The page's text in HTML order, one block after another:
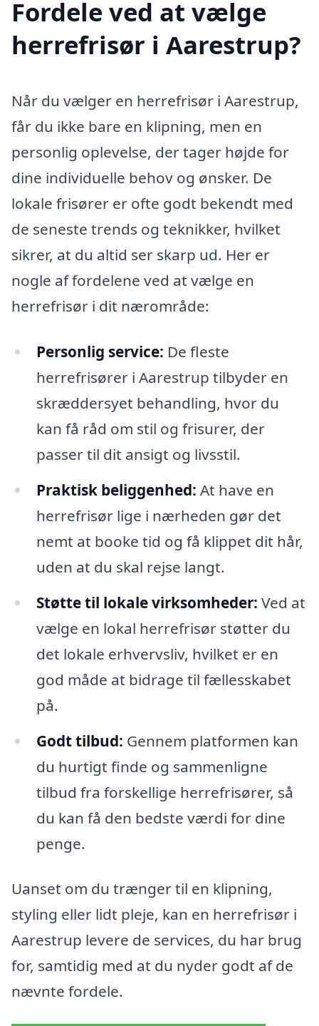
Fordele ved at vælge
herrefrisør i Aarestrup?
Når du vælger en herrefrisør i Aarestrup,
får du ikke bare en klipning, men en
personlig oplevelse, der tager højde for
dine individuelle behov og ønsker. De
lokale frisører er ofte godt bekendt med
de seneste trends og teknikker, hvilket
sikrer, at du altid ser skarp ud. Her er
nogle af fordelene ved at vælge en
herrefrisør i dit nærområde:
Personlig service: De fleste
herrefrisører i Aarestrup tilbyder en
skræddersyet behandling, hvor du
kan få råd om stil og frisurer, der
passer til dit ansigt og livsstil.
Praktisk beliggenhed: At have en
herrefrisør lige i nærheden gør det
nemt at booke tid og få klippet dit hår,
uden at du skal rejse langt.
Støtte til lokale virksomheder: Ved at
vælge en lokal herrefrisør støtter du
det lokale erhvervsliv, hvilket er en
god måde at bidrage til fællesskabet
på.
Godt tilbud: Gennem platformen kan
du hurtigt finde og sammenligne
tilbud fra forskellige herrefrisører, så
du kan få den bedste værdi for dine
penge.
Uanset om du trænger til en klipning,
styling eller lidt pleje, kan en herrefrisør i
Aarestrup levere de services, du har brug
for, samtidig med at du nyder godt af de
nævnte fordele.